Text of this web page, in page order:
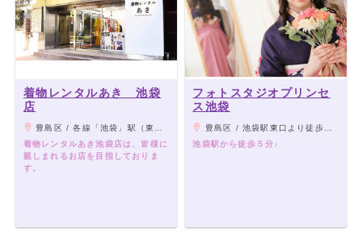
着物レンタルあき 池袋
店
豊島区 / 各線「池袋」駅（東口）から徒歩8分、有楽町線「東池袋」駅（2番出口）から徒歩5分、副都心線「雑司が谷」駅（1番出口）から徒歩14分
着物レンタルあき池袋店は、皆様に
親しまれるお店を目指しておりま
す。
フォトスタジオプリンセ
ス池袋
豊島区 / 池袋駅東口より徒歩約５分
池袋駅から徒歩５分♪